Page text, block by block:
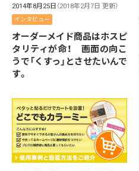
2014年8月25日 （2018年2月7日 更新）
インタビュー
オーダーメイド商品はホスピ
タリティが命！ 画面の向こ
うで「くすっ」とさせたいんで
す。